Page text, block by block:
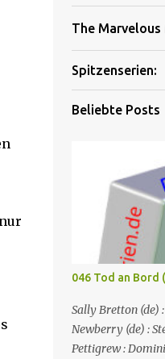
The Marvelous
Spitzenserien:
Beliebte Posts
046 Tod an Bord
Sally Bretton
Newberry (de) :
Pettigrew :